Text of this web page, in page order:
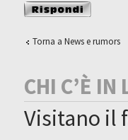
Rispondi al
messaggio
Torna a News e rumors
CHI C’È IN
Visitano il